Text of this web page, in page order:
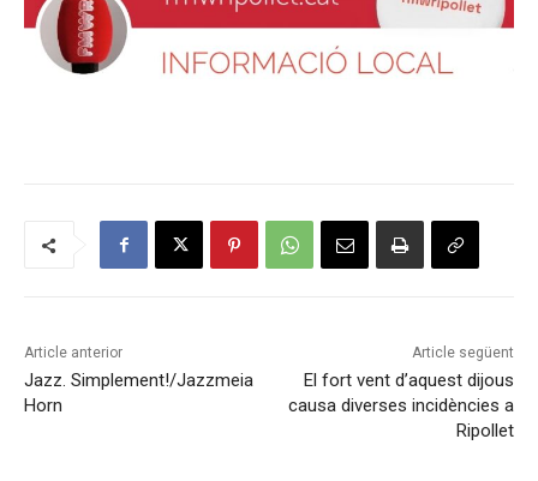
Article anterior
Jazz. Simplement!/Jazzmeia
Horn
Article següent
El fort vent d’aquest dijous
causa diverses incidències a
Ripollet